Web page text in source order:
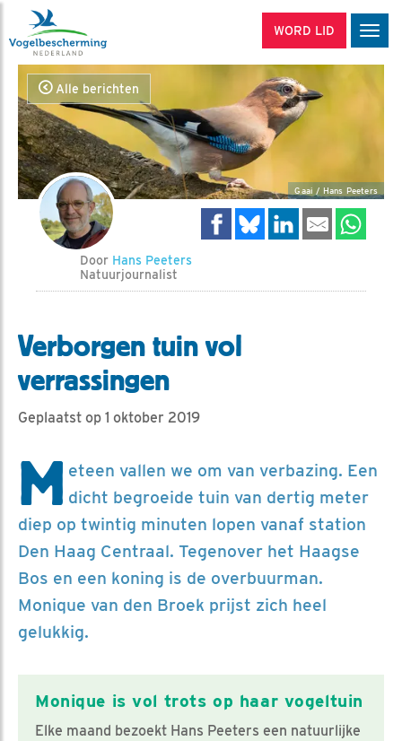
WORD LID
Alle berichten
Gaai / Hans Peeters
Door Hans Peeters
Natuurjournalist
Verborgen tuin vol
verrassingen
Geplaatst op 1 oktober 2019
M eteen vallen we om van verbazing. Een
dicht begroeide tuin van dertig meter
diep op twintig minuten lopen vanaf station
Den Haag Centraal. Tegenover het Haagse
Bos en een koning is de overbuurman.
Monique van den Broek prijst zich heel
gelukkig.
Monique is vol trots op haar vogeltuin
Elke maand bezoekt Hans Peeters een natuurlijke